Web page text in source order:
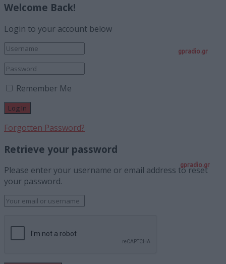
gpradio.gr
Welcome Back!
Login to your account below
Remember Me
Forgotten Password?
Retrieve your password
Please enter your username or email address to reset
your password.
gpradio.gr